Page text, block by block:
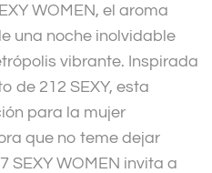
WOMEN, el aroma
una noche inolvidable
vibrante. Inspirada
de 212 SEXY, esta
para la mujer
que no teme dejar
SEXY WOMEN invita a